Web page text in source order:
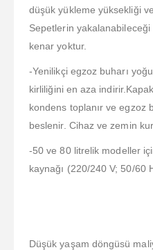
düşük yükleme yüksekliği
Sepetlerin
kenar yoktur.
-Yenilikçi egzoz buharı
kirliliğini en aza
kondens toplanır ve egzoz
beslenir. Cihaz ve zemin
-50 ve 80 litrelik modeller
kaynağı (220/240 V; 50/60
Düşük yaşam döngüsü